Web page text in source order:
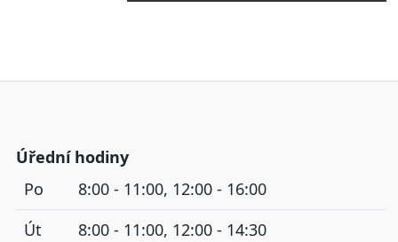
Úřední hodiny
Po
8:00 - 11:00, 12:00 - 16:00
Út
8:00 - 11:00, 12:00 - 14:30